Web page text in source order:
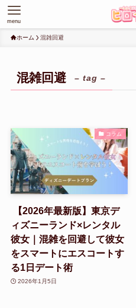
menu
ホーム 混雑回避
混雑回避 – tag –
コラム
【2026年最新版】東京デ
ィズニーランド×レンタル
彼女｜混雑を回避して彼女
をスマートにエスコートす
る1日デート術
2026年1月5日